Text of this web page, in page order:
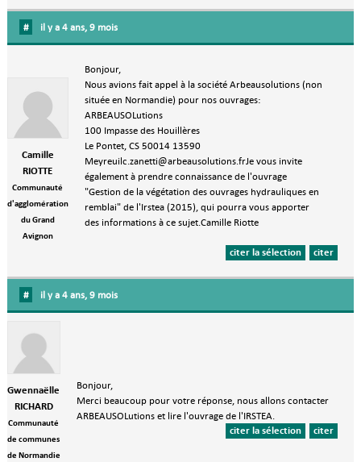
# il y a 4 ans, 9 mois
Camille
RIOTTE
Communauté
d'agglomération
du Grand
Avignon
Bonjour,
Nous avions fait appel à la société Arbeausolutions (non
située en Normandie) pour nos ouvrages:
ARBEAUSOLutions
100 Impasse des Houillères
Le Pontet, CS 50014 13590
Meyreuilc.zanetti@arbeausolutions.frJe vous invite
également à prendre connaissance de l'ouvrage
"Gestion de la végétation des ouvrages hydrauliques en
remblai" de l'Irstea (2015), qui pourra vous apporter
des informations à ce sujet.Camille Riotte
citer
citer la sélection
# il y a 4 ans, 9 mois
Gwennaëlle
RICHARD
Communauté
de communes
de Normandie
Bonjour,
Merci beaucoup pour votre réponse, nous allons contacter
ARBEAUSOLutions et lire l'ouvrage de l'IRSTEA.
citer
citer la sélection